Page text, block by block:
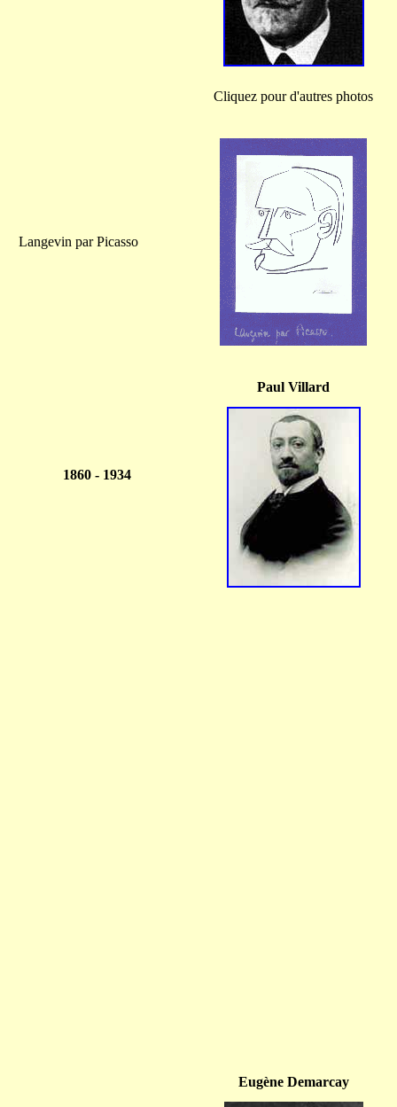
Cliquez pour d'autres photos
Langevin par Picasso
Paul Villard
1860 - 1934
Eugène Demarcay